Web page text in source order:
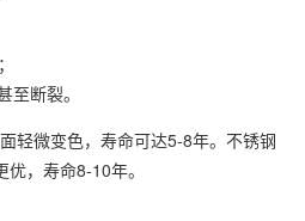
断裂。
轻微变色，寿命可达5-8年。不锈钢
，寿命8-10年。